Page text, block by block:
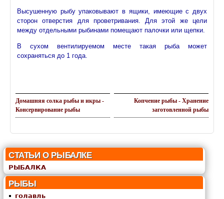
Высушенную рыбу упаковывают в ящики, имеющие с двух
сторон отверстия для проветривания. Для этой же цели
между отдельными рыбинами помещают палочки или щепки.
В сухом вентилируемом месте такая рыба может
сохраняться до 1 года.
Домашняя солка рыбы и икры -
Консервирование рыбы
Копчение рыбы - Хранение
заготовленной рыбы
СТАТЬИ О РЫБАЛКЕ
РЫБАЛКА
РЫБЫ
голавль